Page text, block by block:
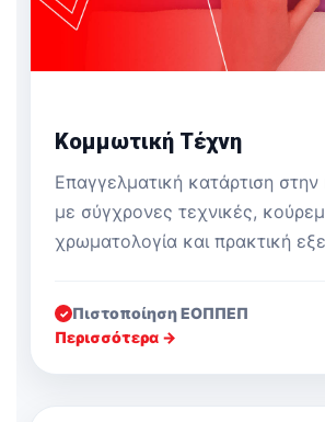
Κομμωτική Τέχνη
Επαγγελματική κατάρτιση
με σύγχρονες τεχνικές,
χρωματολογία και πρακτική
✓ Πιστοποίηση ΕΟΠΠΕΠ
Περισσότερα →